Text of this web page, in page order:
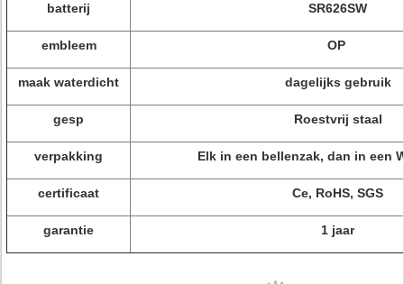
batterij SR626SW
embleem OP
maak waterdicht dagelijks gebruik
gesp Roestvrij staal
verpakking Elk in een bellenzak, dan in een
certificaat Ce, RoHS, SGS
garantie 1 jaar